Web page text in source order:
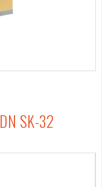
DN SK-32